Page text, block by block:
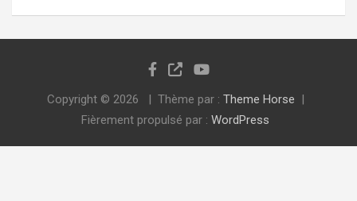
Copyright © 2026 Thème par : Theme Horse
Fièrement propulsé par : WordPress